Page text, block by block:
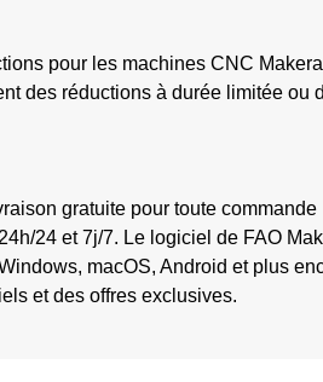
pour les machines CNC
des réductions à durée limitée ou
gratuite pour toute commande
24 et 7j/7. Le logiciel de FAO
macOS, Android et plus
et des offres exclusives.